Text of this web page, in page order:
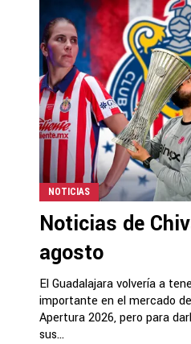
NOTICIAS
Noticias de
agosto
El Guadalajara volvería a
importante en el mercado
Apertura 2026, pero para
sus...